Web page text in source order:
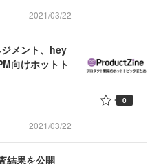
2021/03/22
メント、hey
向けホットト
2021/03/22
0
結果を公開